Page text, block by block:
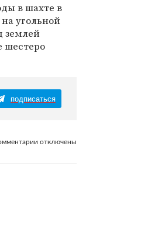
в шахте в
угольной
землей
шестеро
подписаться
отключены